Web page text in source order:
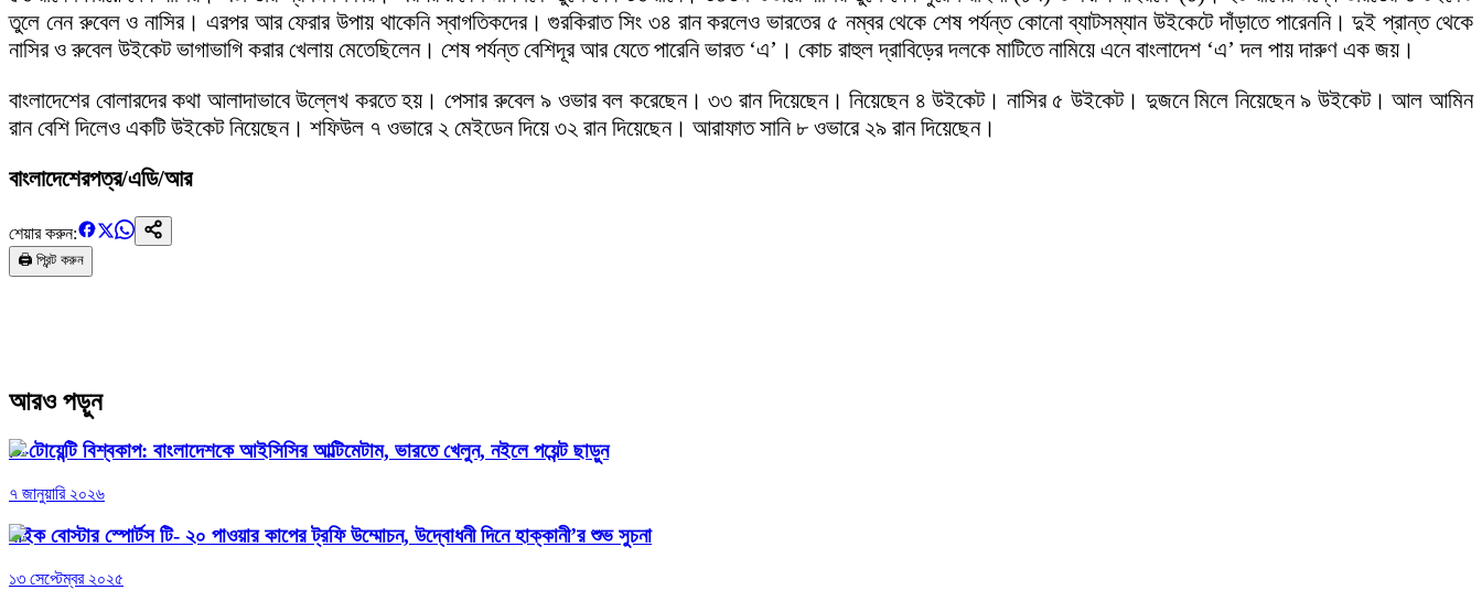
তুলে নেন রুবেল ও নাসির। এরপর আর ফেরার উপায় থাকেনি স্বাগতিকদের। গুরকিরাত সিং ৩৪ রান করলেও ভারতের ৫ নম্বর থেকে শেষ পর্যন্ত কোনো ব্যাটসম্যান উইকেটে দাঁড়াতে পারেননি। দুই প্রান্ত থেকে
নাসির ও রুবেল উইকেট ভাগাভাগি করার খেলায় মেতেছিলেন। শেষ পর্যন্ত বেশিদূর আর যেতে পারেনি ভারত ‘এ’। কোচ রাহুল দ্রাবিড়ের দলকে মাটিতে নামিয়ে এনে বাংলাদেশ ‘এ’ দল পায় দারুণ এক জয়।
বাংলাদেশের বোলারদের কথা আলাদাভাবে উল্লেখ করতে হয়। পেসার রুবেল ৯ ওভার বল করেছেন। ৩৩ রান দিয়েছেন। নিয়েছেন ৪ উইকেট। নাসির ৫ উইকেট। দুজনে মিলে নিয়েছেন ৯ উইকেট। আল আমিন
রান বেশি দিলেও একটি উইকেট নিয়েছেন। শফিউল ৭ ওভারে ২ মেইডেন দিয়ে ৩২ রান দিয়েছেন। আরাফাত সানি ৮ ওভারে ২৯ রান দিয়েছেন।
বাংলাদেশেরপত্র/এডি/আর
শেয়ার করুন:
🖨️ প্রিন্ট করুন
আরও পড়ুন
টি-টোয়েন্টি বিশ্বকাপ: বাংলাদেশকে আইসিসির আল্টিমেটাম, ভারতে খেলুন, নইলে পয়েন্ট ছাড়ুন
৭ জানুয়ারি ২০২৬
বাইক বোস্টার স্পোর্টস টি- ২০ পাওয়ার কাপের ট্রফি উম্মোচন, উদ্বোধনী দিনে হাক্কানী’র শুভ সুচনা
১৩ সেপ্টেম্বর ২০২৫